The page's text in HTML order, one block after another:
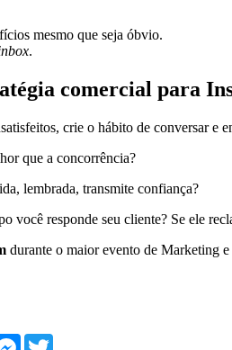
mesmo que seja óbvio.
.
comercial para
crie o hábito de conversar e
que a concorrência?
lembrada, transmite confiança?
você responde seu cliente? Se ele
durante o maior evento de Marketing
Messenger